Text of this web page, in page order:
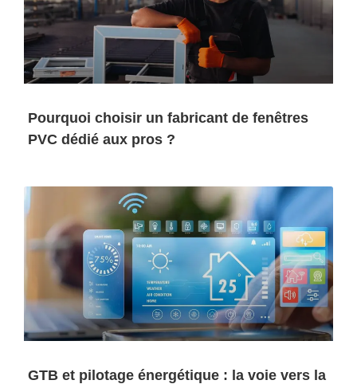
Pourquoi choisir un fabricant de fenêtres
PVC dédié aux pros ?
GTB et pilotage énergétique : la voie vers la